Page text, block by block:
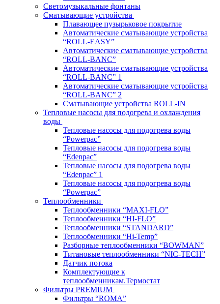
Светомузыкальные фонтаны
Сматывающие устройства
Плавающее пузырьковое покрытие
Автоматические сматывающие устройства
“ROLL-EASY”
Автоматические сматывающие устройства
“ROLL-BANC”
Автоматические сматывающие устройства
“ROLL-BANC” 1
Автоматические сматывающие устройства
“ROLL-BANC” 2
Сматывающие устройства ROLL-IN
Тепловые насосы для подогрева и охлаждения
воды
Тепловые насосы для подогрева воды
“Powerpac”
Тепловые насосы для подогрева воды
“Edenpac”
Тепловые насосы для подогрева воды
“Edenpac” 1
Тепловые насосы для подогрева воды
“Powerpac”
Теплообменники
Теплообменники “MAXI-FLO”
Теплообменники “HI-FLO”
Теплообменники “STANDARD”
Теплообменники “Hi-Temp”
Разборные теплообменники “BOWMAN”
Титановые теплообменники “NIC-TECH”
Датчик потока
Комплектующие к
теплообменникам.Термостат
Фильтры PREMIUM
Фильтры “ROMA”